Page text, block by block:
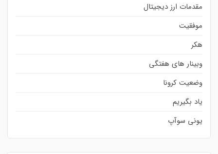
مقدمات ارز دیجیتال
موفقیت
هکر
وبینار های هفتگی
وضعیت کرونا
یاد بگیریم
یونی سوآپ